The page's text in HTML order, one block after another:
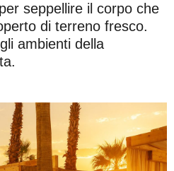
seppellire il corpo che
di terreno fresco.
ambienti della